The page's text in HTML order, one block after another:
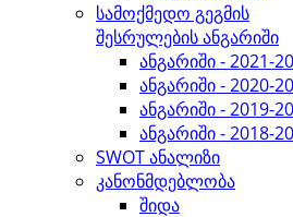
სამოქმედო გეგმის
შესრულების ანგარიში
ანგარიში - 2021-
ანგარიში - 2020-
ანგარიში - 2019-
ანგარიში - 2018-
SWOT ანალიზი
კანონმდებლობა
შიდა